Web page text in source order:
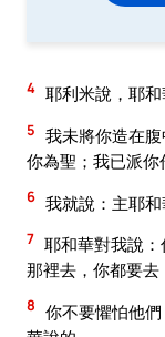
4 耶利米說，耶和
5 我未將你造在
你為聖；我已派你
6 我就說：主耶和
7 耶和華對我說
那裡去，你都要去
8 你不要懼怕他